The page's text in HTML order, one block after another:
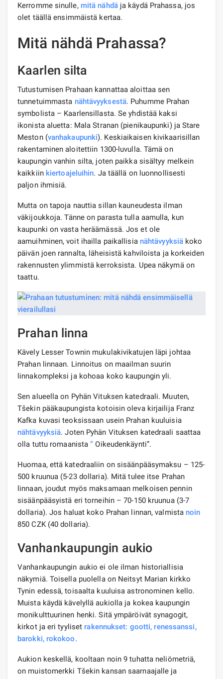
Kerromme sinulle, mitä nähdäja käydä Prahassa, jos
olet täällä ensimmäistä kertaa.
Mitä nähdä Prahassa?
Kaarlen silta
Tutustumisen Prahaan kannattaa aloittaa sen
tunnetuimmasta nähtävyyksestä. Puhumme Prahan
symbolista – Kaarlensillasta. Se yhdistää kaksi
ikonista aluetta: Mala Stranan (pienikaupunki) ja Stare
Meston (vanhakaupunki). Keskiaikaisen kivikaarisillan
rakentaminen aloitettiin 1300-luvulla. Tämä on
kaupungin vanhin silta, joten paikka sisältyy melkein
kaikkiin kiertoajeluihin. Ja täällä on luonnollisesti
paljon ihmisiä.
Mutta on tapoja nauttia sillan kauneudesta ilman
väkijoukkoja. Tänne on parasta tulla aamulla, kun
kaupunki on vasta heräämässä. Jos et ole
aamuihminen, voit ihailla paikallisia nähtävyyksiä koko
päivän joen rannalta, läheisistä kahviloista ja korkeiden
rakennusten ylimmistä kerroksista. Upea näkymä on
taattu.
Prahan linna
Kävely Lesser Townin mukulakivikatujen läpi johtaa
Prahan linnaan. Linnoitus on maailman suurin
linnakompleksi ja kohoaa koko kaupungin yli.
Sen alueella on Pyhän Vituksen katedraali. Muuten,
Tšekin pääkaupungista kotoisin oleva kirjailija Franz
Kafka kuvasi teoksissaan usein Prahan kuuluisia
nähtävyyksiä. Joten Pyhän Vituksen katedraali saattaa
olla tuttu romaanista” Oikeudenkäynti”.
Huomaa, että katedraaliin on sisäänpääsymaksu – 125-
500 kruunua (5-23 dollaria). Mitä tulee itse Prahan
linnaan, joudut myös maksamaan melkoisen pennin
sisäänpääsyistä eri torneihin – 70-150 kruunua (3-7
dollaria). Jos haluat koko Prahan linnan, valmista noin
850 CZK (40 dollaria).
Vanhankaupungin aukio
Vanhankaupungin aukio ei ole ilman historiallisia
näkymiä. Toisella puolella on Neitsyt Marian kirkko
Tynin edessä, toisaalta kuuluisa astronominen kello.
Muista käydä kävelyllä aukiolla ja kokea kaupungin
monikulttuurinen henki. Sitä ympäröivät synagogit,
kirkot ja eri tyyliset rakennukset: gootti, renessanssi,
barokki, rokokoo.
Aukion keskellä, kooltaan noin 9 tuhatta neliömetriä,
on muistomerkki Tšekin kansan saarnaajalle ja